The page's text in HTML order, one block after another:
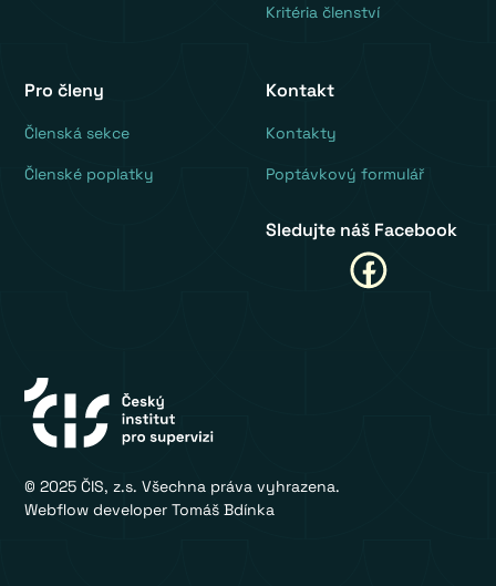
Kritéria členství
Pro členy
‍Členská sekce
Členské poplatky
Kontakt
Kontakty
Poptávkový formulář
Sledujte náš Facebook
© 2025 ČIS, z.s. Všechna práva vyhrazena.
Webflow developer Tomáš Bdínka